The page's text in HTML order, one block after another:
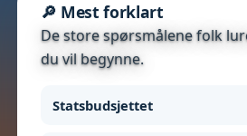
🔎 Mest forklart
De store spørsmålene folk
du vil begynne.
Statsbudsjettet